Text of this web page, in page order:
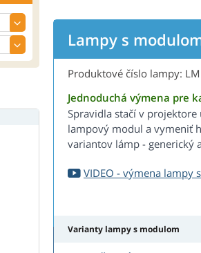
Lampy s
Produktové číslo lampy:
Jednoduchá výmena pre
Spravidla stačí v
lampový modul a vymeniť
variantov lámp - generický
VIDEO - výmena lampy
Varianty lampy s modulom